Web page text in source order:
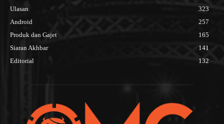
Ulasan
323
Android
257
Produk dan Gajet
165
Siaran Akhbar
141
Editorial
132